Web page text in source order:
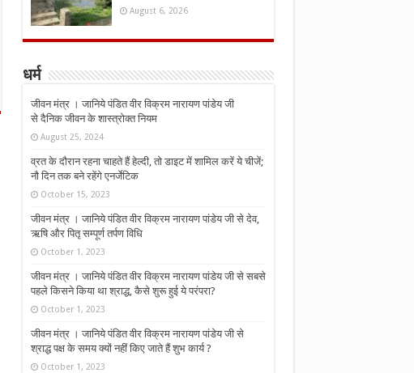
August 6, 2026
धर्म
जीवन मंत्र । जानिये पंडित वीर विक्रम नारायण पांडेय जी
से दैनिक जीवन के शास्त्रोक्त नियम
August 25, 2024
व्रत के दौरान रहना चाहते हैं हेल्दी, तो डाइट में शामिल करें ये चीजें;
नौ दिन तक बने रहेंगे एनर्जेटिक
October 15, 2023
जीवन मंत्र । जानिये पंडित वीर विक्रम नारायण पांडेय जी से देव,
ऋषि और पितृ सम्पूर्ण तर्पण विधि
October 1, 2023
जीवन मंत्र । जानिये पंडित वीर विक्रम नारायण पांडेय जी से सबसे
पहले किसने किया था श्राद्ध, कैसे शुरू हुई ये परंपरा?
October 1, 2023
जीवन मंत्र । जानिये पंडित वीर विक्रम नारायण पांडेय जी से
श्राद्ध पक्ष के समय क्यों नहीं किए जाते हैं शुभ कार्य ?
October 1, 2023